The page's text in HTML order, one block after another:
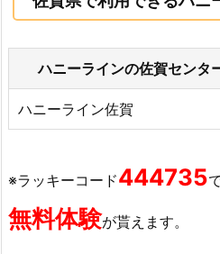
ハニーラインの佐賀センタ
ハニーライン佐賀
※ラッキーコード444735
無料体験が貰えます。